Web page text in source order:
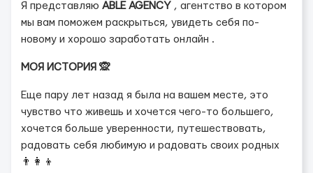
Я представляю ABLE AGENCY , агентство в котором
мы вам поможем раскрыться, увидеть себя по-
новому и хорошо заработать онлайн .
МОЯ ИСТОРИЯ 🙊
Еще пару лет назад я была на вашем месте, это
чувство что живешь и хочется чего-то большего,
хочется больше уверенности, путешествовать,
радовать себя любимую и радовать своих родных
👨‍👩‍👦